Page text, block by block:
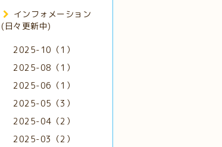
インフォメーション
(日々更新中)
2025-10（1）
2025-08（1）
2025-06（1）
2025-05（3）
2025-04（2）
2025-03（2）